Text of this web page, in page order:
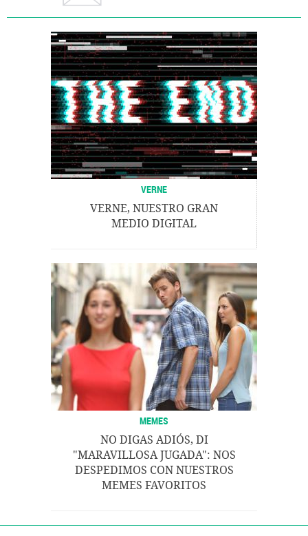
VERNE
VERNE, NUESTRO GRAN
MEDIO DIGITAL
MEMES
NO DIGAS ADIÓS, DI
"MARAVILLOSA JUGADA": NOS
DESPEDIMOS CON NUESTROS
MEMES FAVORITOS